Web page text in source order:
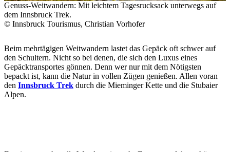
Genuss-Weitwandern: Mit leichtem Tagesrucksack unterwegs auf
dem Innsbruck Trek.
© Innsbruck Tourismus, Christian Vorhofer
Beim mehrtägigen Weitwandern lastet das Gepäck oft schwer auf
den Schultern. Nicht so bei denen, die sich den Luxus eines
Gepäcktransportes gönnen. Denn wer nur mit dem Nötigsten
bepackt ist, kann die Natur in vollen Zügen genießen. Allen voran
den Innsbruck Trek durch die Mieminger Kette und die Stubaier
Alpen.